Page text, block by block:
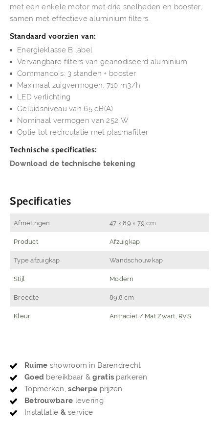
met een enkele motor met drie snelheden en booster,
samen met effectieve aluminium filters.
Standaard voorzien van:
Energieklasse B label
Vervangbare filters van geanodiseerd aluminium
Commando's: 3 standen + booster
Maximaal zuigvermogen: 710 m3/h
LED verlichting
Geluidsniveau van 65 dB(A)
Nominaal vermogen van 252 W
Optie tot recirculatie met plasmafilter
Technische specificaties:
Download de technische tekening
Specificaties
Afmetingen 47 × 89 × 79 cm
Product Afzuigkap
Type afzuigkap Wandschouwkap
Stijl Modern
Breedte 89.8 cm
Kleur Antraciet / Mat Zwart, RVS
Ruime showroom in Barendrecht
Goed bereikbaar &gratis parkeren
Topmerken,scherpe prijzen
Betrouwbare levering
Installatie & service